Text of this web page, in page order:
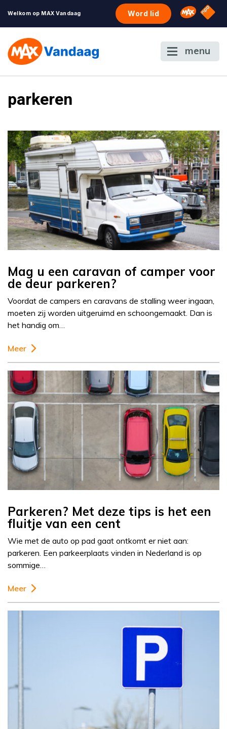
Welkom op MAX Vandaag Word lid Omroep
NPO
menu
parkeren
Mag u een caravan of camper voor
de deur parkeren?
Voordat de campers en caravans de stalling weer ingaan,
moeten zij worden uitgeruimd en schoongemaakt. Dan is
het handig om…
Meer
Parkeren? Met deze tips is het een
fluitje van een cent
Wie met de auto op pad gaat ontkomt er niet aan:
parkeren. Een parkeerplaats vinden in Nederland is op
sommige…
Meer